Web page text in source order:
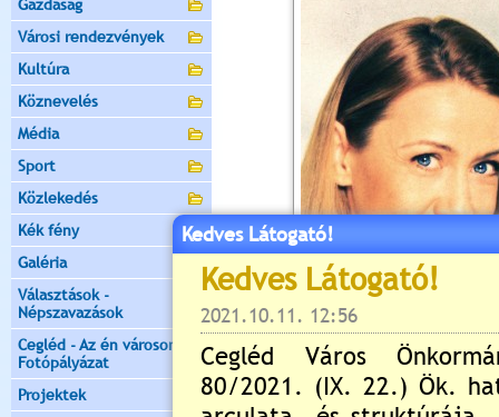
Gazdaság
Városi rendezvények
Kultúra
Köznevelés
Média
Sport
Közlekedés
Kék fény
Galéria
Választások -
Népszavazások
Cegléd - Az én városom -
Fotópályázat
Projektek
Kedves Látogató!